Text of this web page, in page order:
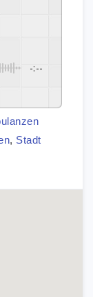
-:--
, Stadt